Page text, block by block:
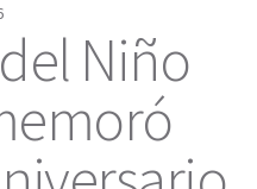
Niño